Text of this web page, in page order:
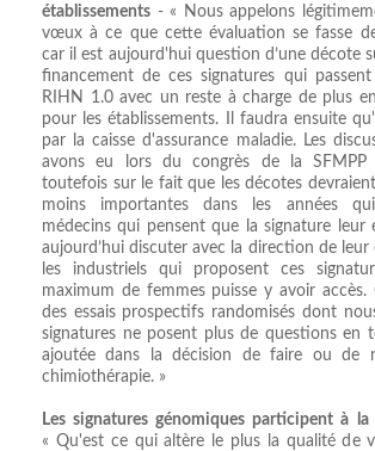
établissements - « Nous appelons
vœux à ce que cette évaluation se fasse
car il est aujourd'hui question d’une décote
financement de ces signatures qui
RIHN 1.0 avec un reste à charge de plus
pour les établissements. Il faudra ensuite
par la caisse d'assurance maladie. Les
avons eu lors du congrès de la SFMPP
toutefois sur le fait que les décotes
moins importantes dans les années
médecins qui pensent que la signature leur
aujourd’hui discuter avec la direction de leur
les industriels qui proposent ces
maximum de femmes puisse y avoir accès.
des essais prospectifs randomisés dont
signatures ne posent plus de questions en
ajoutée dans la décision de faire ou de
chimiothérapie. »
Les signatures génomiques participent à
« Qu'est ce qui altère le plus la qualité de